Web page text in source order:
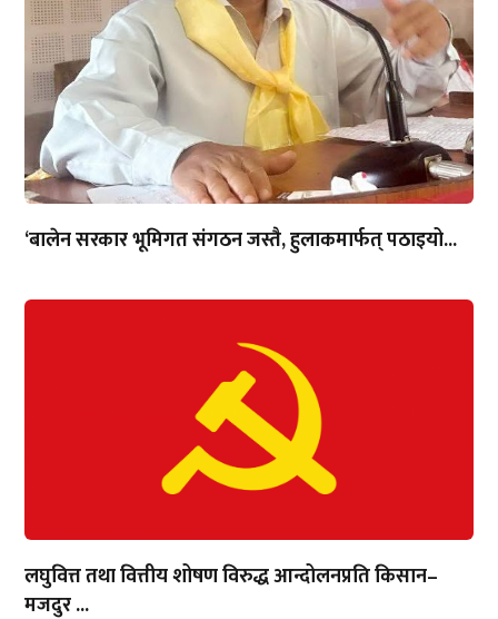
‘बालेन सरकार भूमिगत संगठन जस्तै, हुलाकमार्फत् पठाइयो...
लघुवित्त तथा वित्तीय शोषण विरुद्ध आन्दोलनप्रति किसान–
मजदुर ...